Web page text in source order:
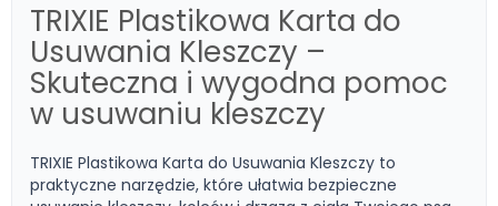
TRIXIE Plastikowa Karta do
Usuwania Kleszczy –
Skuteczna i wygodna pomoc
w usuwaniu kleszczy
TRIXIE Plastikowa Karta do Usuwania Kleszczy to
praktyczne narzędzie, które ułatwia bezpieczne